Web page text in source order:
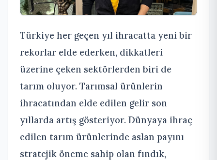
Türkiye her geçen yıl ihracatta yeni bir
rekorlar elde ederken, dikkatleri
üzerine çeken sektörlerden biri de
tarım oluyor. Tarımsal ürünlerin
ihracatından elde edilen gelir son
yıllarda artış gösteriyor. Dünyaya ihraç
edilen tarım ürünlerinde aslan payını
stratejik öneme sahip olan fındık,